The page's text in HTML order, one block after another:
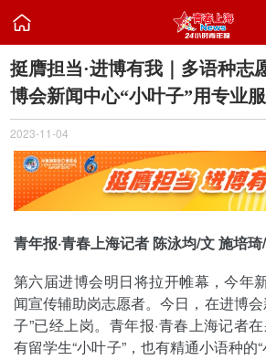

挺膺担当·进博有我｜多语种志
博会新闻中心“小叶子”用专业
2023-11-04
青年报·青春上海记者 陈泳均/文 施培琦
第六届进博会明日将拉开帷幕，今年
闻宣传辅助岗志愿者。今日，在进博
子”已经上岗。青年报·青春上海记者
有留学生“小叶子”，也有精通小语种的